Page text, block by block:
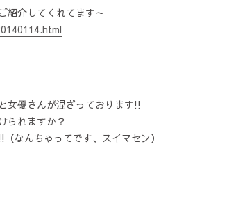
紹介してくれてます～
女優さんが混ざっております!!
られますか？
なんちゃってです、スイマセン）